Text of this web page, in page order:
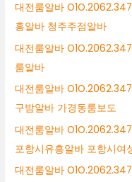
대전룸알바
흥알바 청주주점알바
대전룸알바
룸알바
대전룸알바
구밤알바 가경동룸보도
대전룸알바
포항시유흥알바 포항시여
대전룸알바